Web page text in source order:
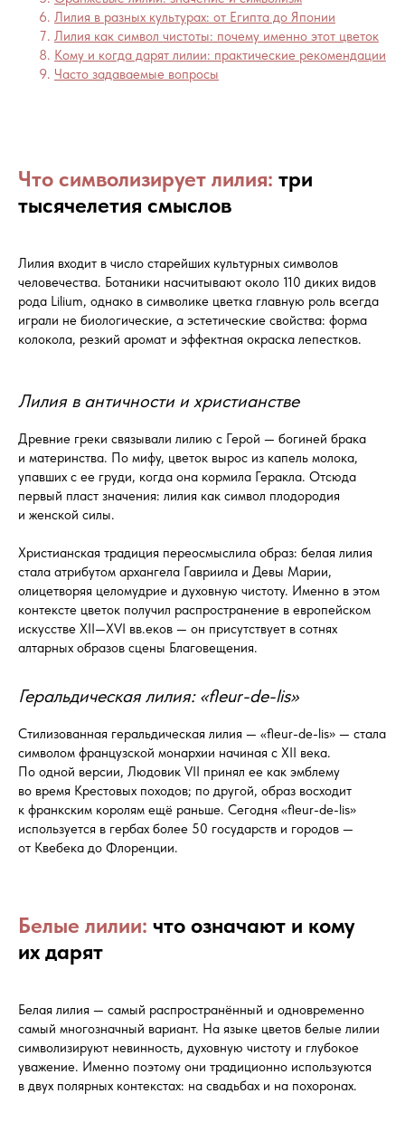
Лилия в разных культурах: от Египта до Японии
Лилия как символ чистоты: почему именно этот цветок
Кому и когда дарят лилии: практические рекомендации
Часто задаваемые вопросы
Что символизирует лилия: три
тысячелетия смыслов
Лилия входит в число старейших культурных символов
человечества. Ботаники насчитывают около 110 диких видов
рода Lilium, однако в символике цветка главную роль всегда
играли не биологические, а эстетические свойства: форма
колокола, резкий аромат и эффектная окраска лепестков.
Лилия в античности и христианстве
Древние греки связывали лилию с Герой — богиней брака
и материнства. По мифу, цветок вырос из капель молока,
упавших с ее груди, когда она кормила Геракла. Отсюда
первый пласт значения: лилия как символ плодородия
и женской силы.
Христианская традиция переосмыслила образ: белая лилия
стала атрибутом архангела Гавриила и Девы Марии,
олицетворяя целомудрие и духовную чистоту. Именно в этом
контексте цветок получил распространение в европейском
искусстве XII—XVI вв.еков — он присутствует в сотнях
алтарных образов сцены Благовещения.
Геральдическая лилия: «fleur-de-lis»
Стилизованная геральдическая лилия — «fleur-de-lis» — стала
символом французской монархии начиная с XII века.
По одной версии, Людовик VII принял ее как эмблему
во время Крестовых походов; по другой, образ восходит
к франкским королям ещё раньше. Сегодня «fleur-de-lis»
используется в гербах более 50 государств и городов —
от Квебека до Флоренции.
Белые лилии: что означают и кому
их дарят
Белая лилия — самый распространённый и одновременно
самый многозначный вариант. На языке цветов белые лилии
символизируют невинность, духовную чистоту и глубокое
уважение. Именно поэтому они традиционно используются
в двух полярных контекстах: на свадьбах и на похоронах.